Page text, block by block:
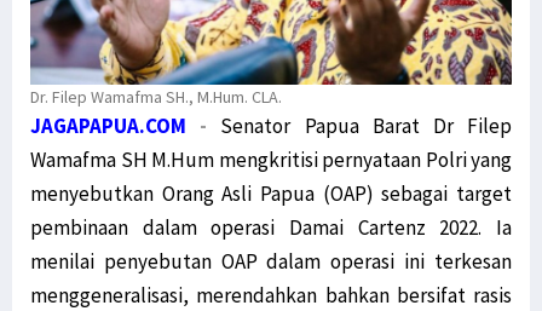
Dr. Filep Wamafma SH., M.Hum. CLA.
JAGAPAPUA.COM - Senator Papua Barat Dr Filep
Wamafma SH M.Hum mengkritisi pernyataan Polri yang
menyebutkan Orang Asli Papua (OAP) sebagai target
pembinaan dalam operasi Damai Cartenz 2022. Ia
menilai penyebutan OAP dalam operasi ini terkesan
menggeneralisasi, merendahkan bahkan bersifat rasis